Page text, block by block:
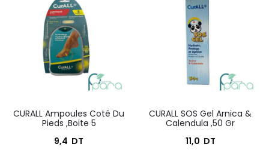
était :
29,7
DT.
CURALL Ampoules Coté Du
Pieds ,Boite 5
9,4 DT
CURALL SOS Gel Arnica &
Calendula ,50 Gr
11,0 DT